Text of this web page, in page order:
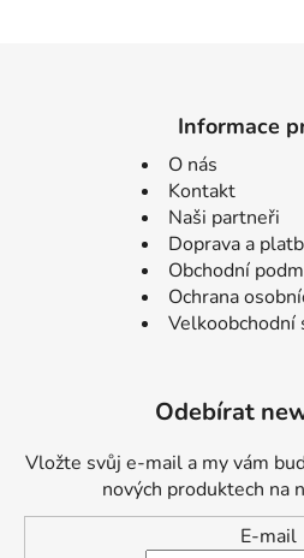
Informace
O nás
Kontakt
Naši partneři
Doprava a
Obchodní
Ochrana
Velkoobchodní
Odebírat
Vložte svůj e-mail a my vám
nových produktech na
E-mail